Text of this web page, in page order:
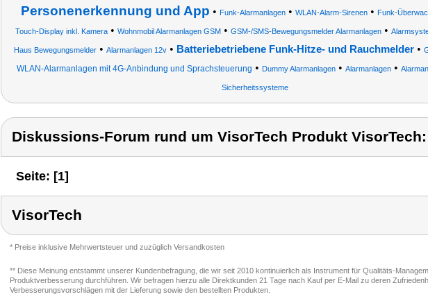
Personenerkennung und App • Funk-Alarmanlagen• WLAN-Alarm-Sirenen• Funk-
Touch-Display inkl. Kamera• Wohnmobil Alarmanlagen GSM• GSM-/SMS-Bewegungsmelder Alarmanlagen•
Haus Bewegungsmelder• Alarmanlagen 12v• Batteriebetriebene Funk-Hitze- und Rauchmelder•
WLAN-Alarmanlagen mit 4G-Anbindung und Sprachsteuerung • Dummy Alarmanlagen • Alarmanlagen •
Sicherheitssysteme
Diskussions-Forum rund um VisorTech Produkt VisorTech:
Seite: [1]
VisorTech
* Preise inklusive Mehrwertsteuer und zuzüglich Versandkosten
** Diese Meinung entstammt unserer Kundenbefragung, die wir seit 2010 kontinuierlich als Instrument für Qualitäts-
Produktverbesserung durchführen. Wir befragen hierzu alle Direktkunden 21 Tage nach Kauf per E-Mail zu deren
Verbesserungsvorschlägen mit der Lieferung sowie den bestellten Produkten.